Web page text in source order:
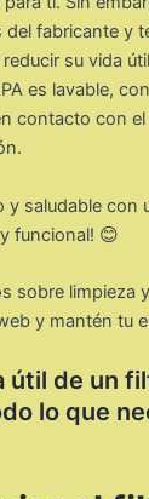
fabricante y
su vida
es lavable,
contacto con
y saludable con
funcional! 😊
sobre limpieza
y mantén tu
útil de un
lo que